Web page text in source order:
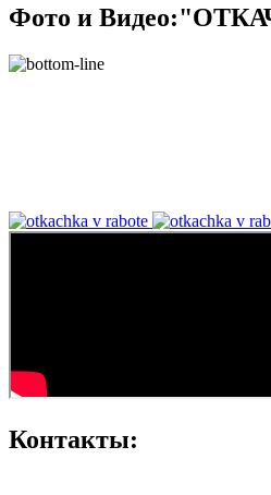
Фото и
Контакты: